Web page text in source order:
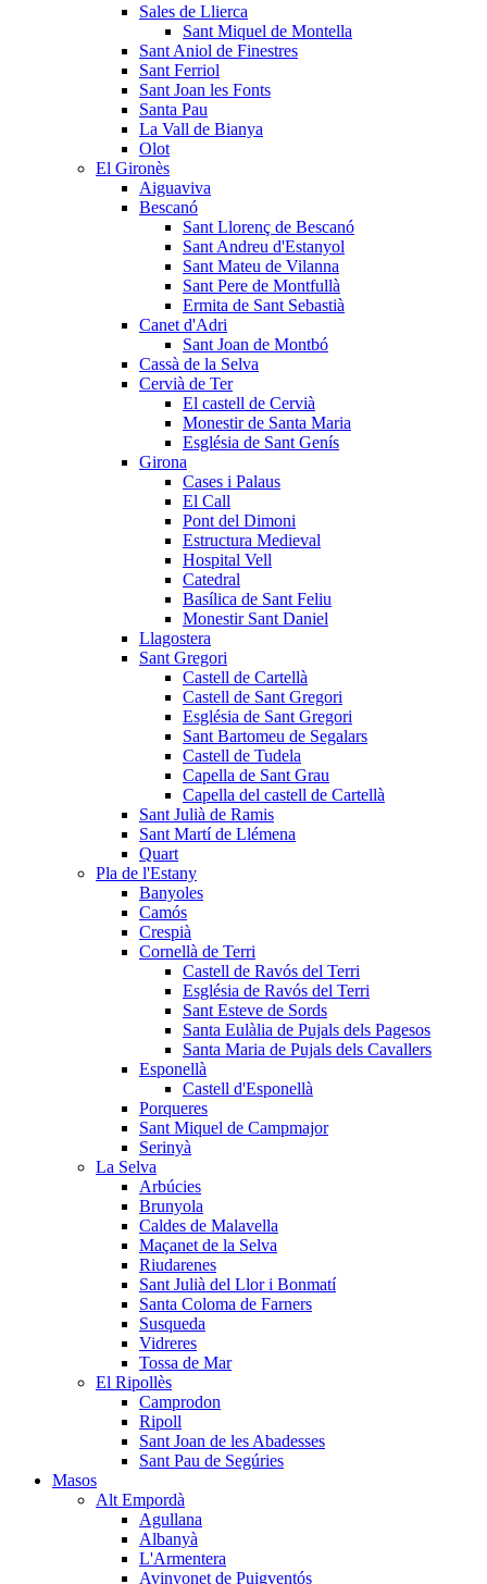
Sales de Llierca
Sant Miquel de Montella
Sant Aniol de Finestres
Sant Ferriol
Sant Joan les Fonts
Santa Pau
La Vall de Bianya
Olot
El Gironès
Aiguaviva
Bescanó
Sant Llorenç de Bescanó
Sant Andreu d'Estanyol
Sant Mateu de Vilanna
Sant Pere de Montfullà
Ermita de Sant Sebastià
Canet d'Adri
Sant Joan de Montbó
Cassà de la Selva
Cervià de Ter
El castell de Cervià
Monestir de Santa Maria
Església de Sant Genís
Girona
Cases i Palaus
El Call
Pont del Dimoni
Estructura Medieval
Hospital Vell
Catedral
Basílica de Sant Feliu
Monestir Sant Daniel
Llagostera
Sant Gregori
Castell de Cartellà
Castell de Sant Gregori
Església de Sant Gregori
Sant Bartomeu de Segalars
Castell de Tudela
Capella de Sant Grau
Capella del castell de Cartellà
Sant Julià de Ramis
Sant Martí de Llémena
Quart
Pla de l'Estany
Banyoles
Camós
Crespià
Cornellà de Terri
Castell de Ravós del Terri
Església de Ravós del Terri
Sant Esteve de Sords
Santa Eulàlia de Pujals dels Pagesos
Santa Maria de Pujals dels Cavallers
Esponellà
Castell d'Esponellà
Porqueres
Sant Miquel de Campmajor
Serinyà
La Selva
Arbúcies
Brunyola
Caldes de Malavella
Maçanet de la Selva
Riudarenes
Sant Julià del Llor i Bonmatí
Santa Coloma de Farners
Susqueda
Vidreres
Tossa de Mar
El Ripollès
Camprodon
Ripoll
Sant Joan de les Abadesses
Sant Pau de Segúries
Masos
Alt Empordà
Agullana
Albanyà
L'Armentera
Avinyonet de Puigventós